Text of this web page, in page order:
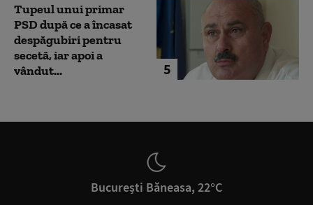
5
Tupeul unui primar
PSD după ce a încasat
despăgubiri pentru
secetă, iar apoi a
vândut...
București Băneasa, 22°C